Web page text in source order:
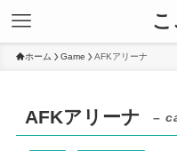
ホーム Game AFKアリーナ
AFKアリーナ –